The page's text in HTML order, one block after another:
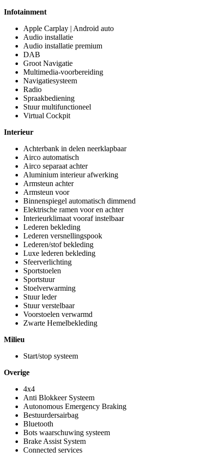
Infotainment
Apple Carplay | Android auto
Audio installatie
Audio installatie premium
DAB
Groot Navigatie
Multimedia-voorbereiding
Navigatiesysteem
Radio
Spraakbediening
Stuur multifunctioneel
Virtual Cockpit
Interieur
Achterbank in delen neerklapbaar
Airco automatisch
Airco separaat achter
Aluminium interieur afwerking
Armsteun achter
Armsteun voor
Binnenspiegel automatisch dimmend
Elektrische ramen voor en achter
Interieurklimaat vooraf instelbaar
Lederen bekleding
Lederen versnellingspook
Lederen/stof bekleding
Luxe lederen bekleding
Sfeerverlichting
Sportstoelen
Sportstuur
Stoelverwarming
Stuur leder
Stuur verstelbaar
Voorstoelen verwarmd
Zwarte Hemelbekleding
Milieu
Start/stop systeem
Overige
4x4
Anti Blokkeer Systeem
Autonomous Emergency Braking
Bestuurdersairbag
Bluetooth
Bots waarschuwing systeem
Brake Assist System
Connected services